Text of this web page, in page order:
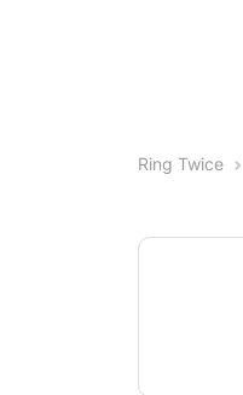
Ring Twice